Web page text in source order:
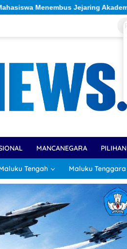
Kolaborasi Diaspora Indonesia
MANCANEGARA PILIHAN
Tengah Maluku Tenggara